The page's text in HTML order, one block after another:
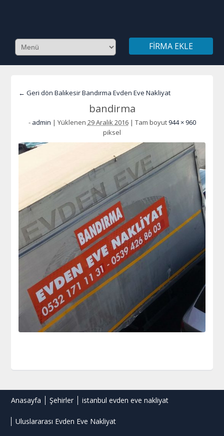
FIRMA EKLE
← Geri dön Balıkesir Bandırma Evden Eve Nakliyat
bandirma
- admin | Yüklenen 29 Aralık 2016 | Tam boyut944 × 960
piksel
Anasayfa Şehirler istanbul evden eve nakliyat
Uluslararası Evden Eve Nakliyat